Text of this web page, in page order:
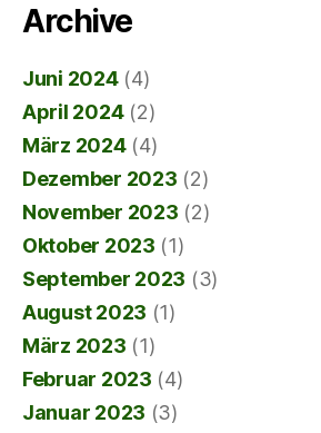
Archive
Juni 2024(4)
April 2024(2)
März 2024(4)
Dezember 2023 (2)
November 2023 (2)
Oktober 2023 (1)
September 2023 (3)
August 2023 (1)
März 2023 (1)
Februar 2023 (4)
Januar 2023 (3)